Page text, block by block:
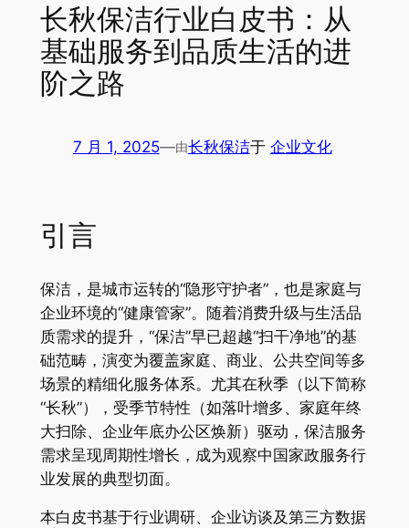
长秋保洁行业白皮书：从
基础服务到品质生活的进
阶之路
7 月 1, 2025—由长秋保洁于 企业文化
引言
保洁，是城市运转的“隐形守护者”，也是家庭与
企业环境的“健康管家”。随着消费升级与生活品
质需求的提升，“保洁”早已超越“扫干净地”的基
础范畴，演变为覆盖家庭、商业、公共空间等多
场景的精细化服务体系。尤其在秋季（以下简称
“长秋”），受季节特性（如落叶增多、家庭年终
大扫除、企业年底办公区焕新）驱动，保洁服务
需求呈现周期性增长，成为观察中国家政服务行
业发展的典型切面。
本白皮书基于行业调研、企业访谈及第三方数据